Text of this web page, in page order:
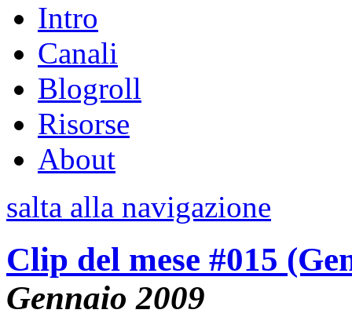
Intro
Canali
Blogroll
Risorse
About
salta alla navigazione
Clip del mese #015
Gennaio 2009